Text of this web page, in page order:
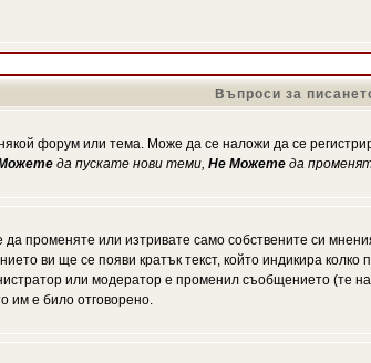
Въпроси за
форум или тема. Може да се наложи да се
да пускате нови теми, Не Можете да
променяте или изтривате само собствените си
ви ще се появи кратък текст, който индикира
или модератор е променил съобщението
им е било отговорено.